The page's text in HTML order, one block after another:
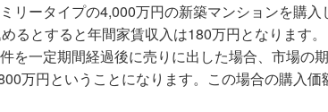
リータイプの4,000万円の新築マンションを購
るとすると年間家賃収入は180万円となります。
を一定期間経過後に売りに出した場合、市場の
万円ということになります。この場合の購入